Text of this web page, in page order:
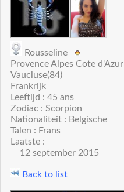
Rousseline
Provence Alpes Cote d'Azur
Vaucluse(84)
Frankrijk
Leeftijd : 45 ans
Zodiac : Scorpion
Nationaliteit : Belgische
Talen : Frans
Laatste :
12 september 2015
Back to list